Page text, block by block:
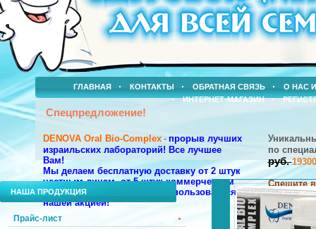
ГЛАВНАЯ КОНТАКТЫ ОБРАТНАЯ СВЯЗЬ
О НАС
ИНТЕРНЕТ-МАГАЗИН
Спецпредложение!
DENOVA Oral Bio-Complex- прорыв лучших
израильских лабораторий! Все лучшее
Вам!
Мы делаем бесплатную доставку от 2 штук
частным лицам, от 5 штук коммерческим
компаниям. Торопитесь воспользоваться
нашей акцией!
по
руб.19300
Спешите
нашим
НАША ПРОДУКЦИЯ
Прайс-лист